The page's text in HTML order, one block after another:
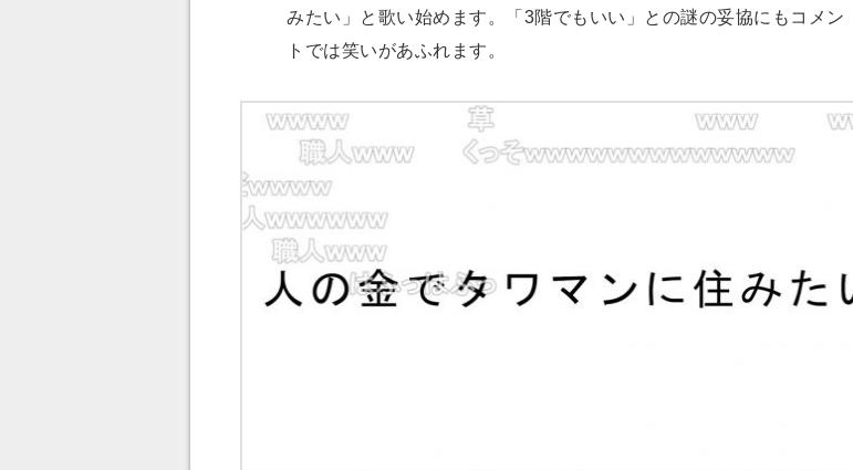
みたい」と歌い始めます。「3階でもいい」との謎の妥協にもコメン
トでは笑いがあふれます。